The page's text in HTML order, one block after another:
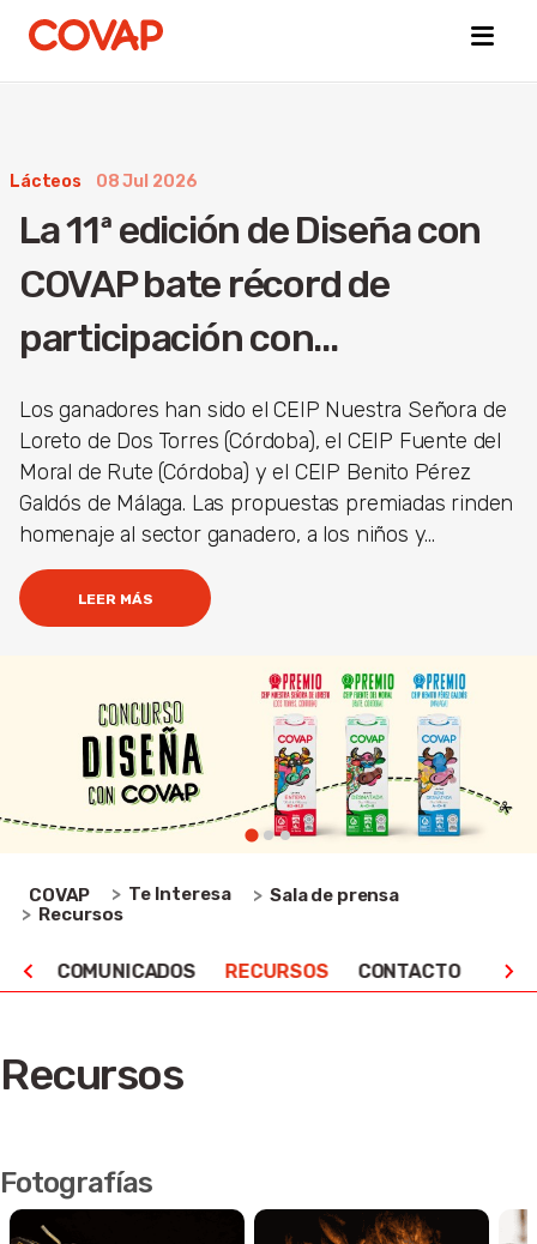
Búsquedas
sugeridas
Tiendas
online
Quiénes
somos
Animal
Lácteos 08 Jul 2026
La 11ª edición de Diseña con
COVAP bate récord de
participación con...
Los ganadores han sido el CEIP Nuestra Señora de
Loreto de Dos Torres (Córdoba), el CEIP Fuente del
Moral de Rute (Córdoba) y el CEIP Benito Pérez
Galdós de Málaga. Las propuestas premiadas rinden
homenaje al sector ganadero, a los niños y...
LEER MÁS
COVAP Te Interesa
Sala de prensa
Recursos
COMUNICADOS RECURSOS CONTACTO
Recursos
Fotografías